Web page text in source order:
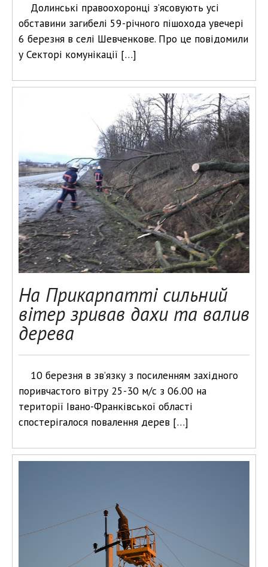
Долинські правоохоронці з’ясовують усі
обставини загибелі 59-річного пішохода увечері
6 березня в селі Шевченкове. Про це повідомили
у Секторі комунікації […]
На Прикарпатті сильний
вітер зривав дахи та валив
дерева
10 березня в зв’язку з посиленням західного
поривчастого вітру 25-30 м/с з 06.00 на
території Івано-Франківської області
спостерігалося повалення дерев […]